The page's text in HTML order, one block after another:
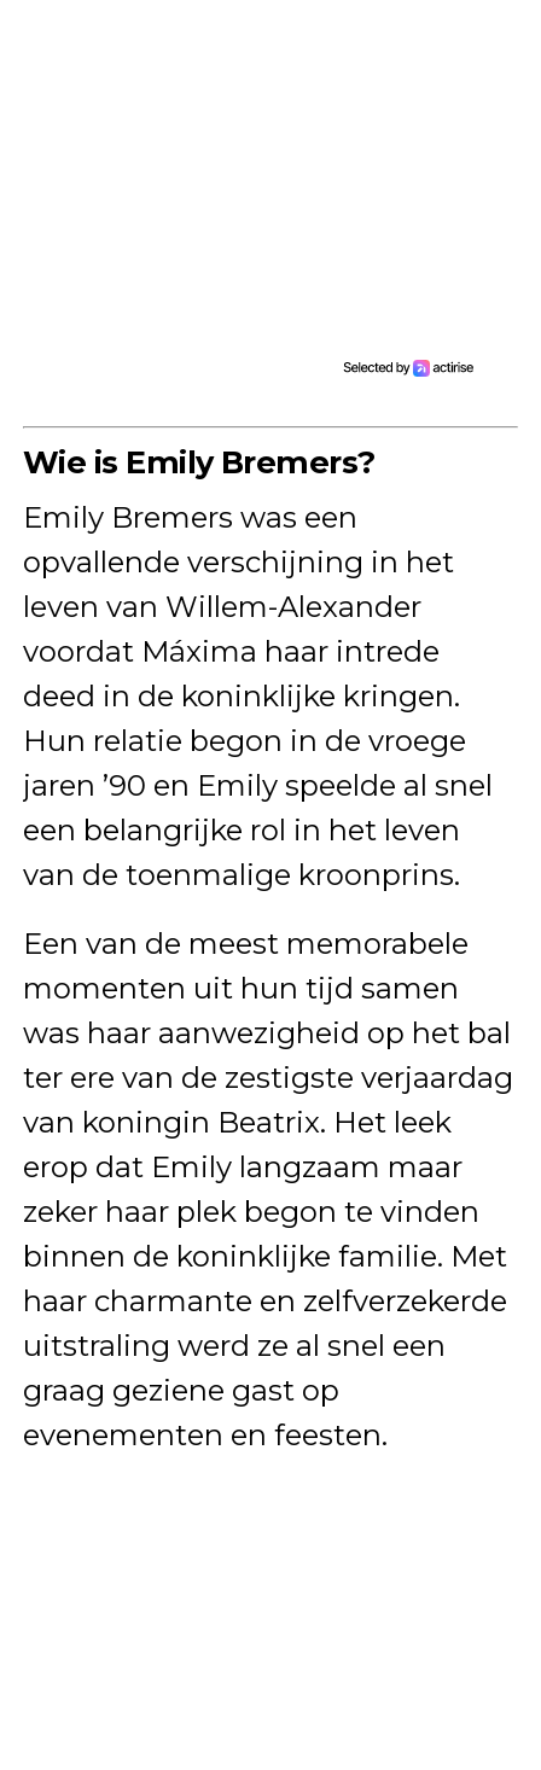
Wie is Emily Bremers?
Emily Bremers was een
opvallende verschijning in het
leven van Willem-Alexander
voordat Máxima haar intrede
deed in de koninklijke kringen.
Hun relatie begon in de vroege
jaren ’90 en Emily speelde al snel
een belangrijke rol in het leven
van de toenmalige kroonprins.
Een van de meest memorabele
momenten uit hun tijd samen
was haar aanwezigheid op het bal
ter ere van de zestigste verjaardag
van koningin Beatrix. Het leek
erop dat Emily langzaam maar
zeker haar plek begon te vinden
binnen de koninklijke familie. Met
haar charmante en zelfverzekerde
uitstraling werd ze al snel een
graag geziene gast op
evenementen en feesten.